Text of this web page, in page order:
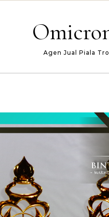
Agen Jual Piala